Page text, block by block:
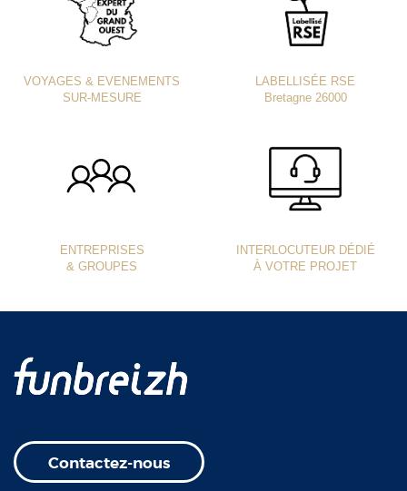
VOYAGES & EVENEMENTS
SUR-MESURE
LABELLISÉE RSE
Bretagne 26000
ENTREPRISES
& GROUPES
INTERLOCUTEUR DÉDIÉ
À VOTRE PROJET
Contactez-nous